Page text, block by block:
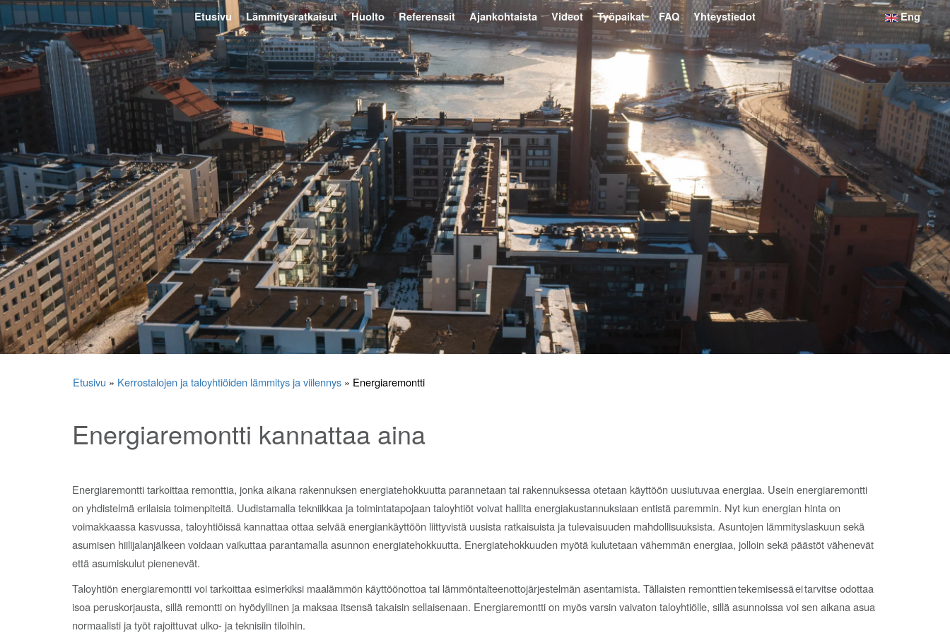
Etusivu Lämmitysratkaisut Huolto Referenssit Ajankohtaista Videot Työpaikat FAQ Yhteystiedot Eng
Etusivu » Kerrostalojen ja taloyhtiöiden lämmitys ja viilennys » Energiaremontti
Energiaremontti kannattaa aina
Energiaremontti tarkoittaa remonttia, jonka aikana rakennuksen energiatehokkuutta parannetaan tai rakennuksessa otetaan käyttöön uusiutuvaa energiaa. Usein energiaremontti
on yhdistelmä erilaisia toimenpiteitä. Uudistamalla tekniikkaa ja toimintatapojaan taloyhtiöt voivat hallita energiakustannuksiaan entistä paremmin. Nyt kun energian hinta on
voimakkaassa kasvussa, taloyhtiöissä kannattaa ottaa selvää energiankäyttöön liittyvistä uusista ratkaisuista ja tulevaisuuden mahdollisuuksista. Asuntojen lämmityslaskuun sekä
asumisen hiilijalanjälkeen voidaan vaikuttaa parantamalla asunnon energiatehokkuutta. Energiatehokkuuden myötä kulutetaan vähemmän energiaa, jolloin sekä päästöt vähenevät
että asumiskulut pienenevät.
Taloyhtiön energiaremontti voi tarkoittaa esimerkiksi maalämmön käyttöönottoa tai lämmöntalteenottojärjestelmän asentamista. Tällaisten remonttien tekemisessä ei tarvitse odottaa
isoa peruskorjausta, sillä remontti on hyödyllinen ja maksaa itsensä takaisin sellaisenaan. Energiaremontti on myös varsin vaivaton taloyhtiölle, sillä asunnoissa voi sen aikana asua
normaalisti ja työt rajoittuvat ulko- ja teknisiin tiloihin.